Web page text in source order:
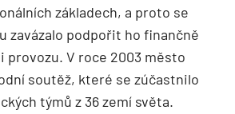
základech, a proto se
zavázalo podpořit ho finančně
provozu. V roce 2003 město
soutěž, které se zúčastnilo
týmů z 36 zemí světa.